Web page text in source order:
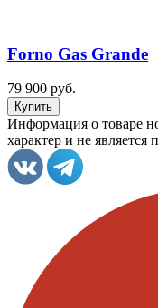
Forno Gas Grande
79 900 руб.
Информация о товаре
характер и не